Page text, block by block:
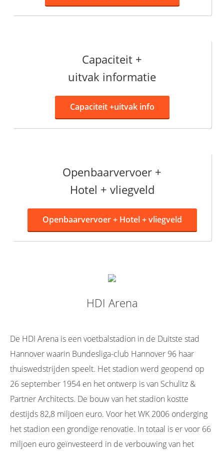
Capaciteit +
uitvak informatie
Capaciteit +uitvak info
Openbaarvervoer +
Hotel + vliegveld
Openbaarvervoer + Hotel + vliegveld
HDI Arena
De HDI Arena is een voetbalstadion in de Duitste stad
Hannover waarin Bundesliga-club Hannover 96 haar
thuiswedstrijden speelt. Het stadion werd geopend op
26 september 1954 en het ontwerp is van Schulitz &
Partner Architects. De bouw van het stadion kostte
destijds 82,8 miljoen euro. Voor het WK 2006 onderging
het stadion een grondige renovatie. In totaal is er voor 66
miljoen euro geïnvesteerd in de verbouwing van het